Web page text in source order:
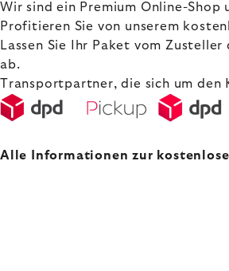
Wir sind ein Premium Online-
Profitieren Sie von unserem
Lassen Sie Ihr Paket vom
ab.
Transportpartner, die sich um den
Alle Informationen zur